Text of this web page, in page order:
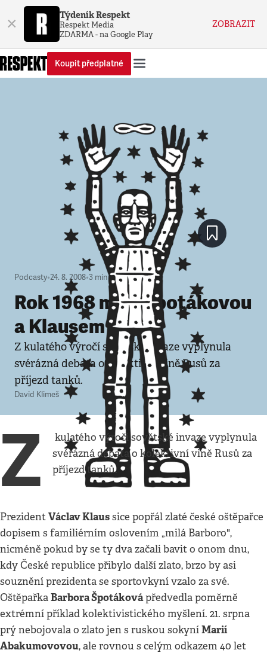
× Týdeník Respekt
Respekt Media
ZDARMA - na Google Play
ZOBRAZIT
Koupit předplatné
Podcasty•24. 8. 2008•3 minuty
Rok 1968 mezi Špotákovou
a Klausem
Z kulatého výročí sovětské invaze vyplynula
svérázná debata o kolektivní vině Rusů za
příjezd tanků.
David Klimeš
Z
kulatého výročí sovětské invaze vyplynula
svérázná debata o kolektivní vině Rusů za
příjezd tanků.
PrezidentVáclav Klaussice popřál zlaté české oštěpařce
dopisem s familiérním oslovením „milá Barboro",
nicméně pokud by se ty dva začali bavit o onom dnu,
kdy České republice přibylo další zlato, brzo by asi
souznění prezidenta se sportovkyní vzalo za své.
OštěpařkaBarbora Špotákovápředvedla poměrně
extrémní příklad kolektivistického myšlení. 21. srpna
prý nebojovala o zlato jen s ruskou sokyníMarií
Abakumovovou, ale rovnou s celým odkazem 40 let